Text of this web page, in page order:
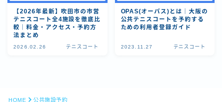
【2026年最新】吹田市の市営
テニスコート全4施設を徹底比
較｜料金・アクセス・予約方
法まとめ
2026.02.26 テニスコート
OPAS(オーパス)とは｜大阪の
公共テニスコートを予約する
ための利用者登録ガイド
2023.11.27 テニスコート
HOME 公共施設予約